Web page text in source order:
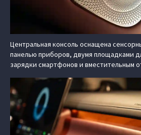
Центральная консоль оснащена
панелью приборов, двумя площадками
зарядки смартфонов и вместительным